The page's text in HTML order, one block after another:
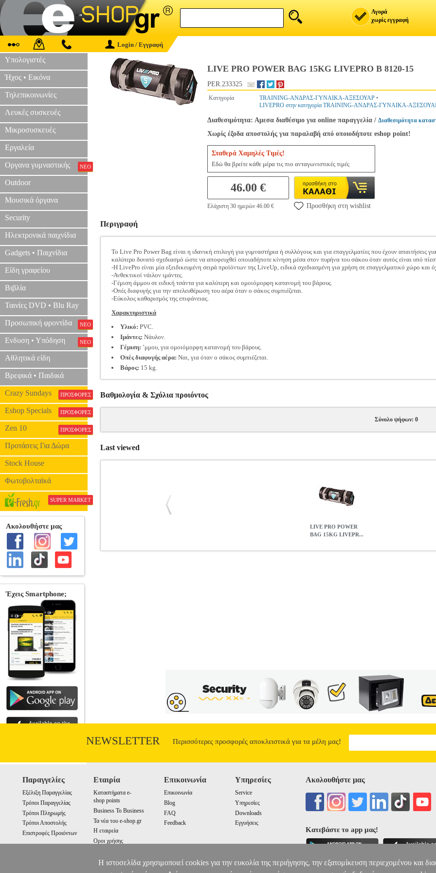
Αγορά
χωρίς εγγραφή
Login / Εγγραφή
Υπολογιστές
Ήχος • Εικόνα
Τηλεπικοινωνίες
Λευκές συσκευές
Μικροσυσκευές
Εργαλεία
Οργανα γυμναστικής ΝΕΟ
Outdoor
Μουσικά όργανα
Security
Ηλεκτρονικά παιχνίδια
Gadgets • Παιχνίδια
Είδη γραφείου
Βιβλία
Ταινίες DVD • Blu Ray
Προσωπική φροντίδα ΝΕΟ
Ενδυση • Υπόδηση ΝΕΟ
Αθλητικά είδη
Βρεφικά • Παιδικά
Crazy Sundays ΠΡΟΣΦΟΡΕΣ
Eshop Specials ΠΡΟΣΦΟΡΕΣ
Zen 10 ΠΡΟΣΦΟΡΕΣ
Προτάσεις Για Δώρα
Stock House
Φωτοβολταϊκά
SUPER MARKET
LIVE PRO POWER BAG 15KG LIVEPRO Β 8120-15
PER.233325
Κατηγορία TRAINING-ΑΝΔΡΑΣ-ΓΥΝΑΙΚΑ-ΑΞΕΣΟΥΑΡ •
LIVEPRO στην κατηγορία TRAINING-ΑΝΔΡΑΣ-ΓΥΝΑΙΚΑ-
Διαθεσιμότητα: Αμεσα διαθέσιμο για online παραγγελία / Διαθεσιμότητα
Χωρίς έξοδα αποστολής για παραλαβή από οποιοδήποτε eshop point!
Σταθερά Χαμηλές Τιμές!
Εδώ θα βρείτε κάθε μέρα τις πιο ανταγωνιστικές τιμές
46.00 €
Ελάχιστη 30 ημερών 46.00 € Προσθήκη στη wishlist
Περιγραφή
Το Live Pro Power Bag είναι η ιδανική επιλογή για γυμναστήρια ή συλλόγους και για επαγγελματίες που έχουν απαιτήσεις
καλύτερο δυνατό σχεδιασμό ώστε να αποφευχθεί οποιαδήποτε κίνηση μέσα στον πυρήνα του σάκου όταν αυτός είναι υπό
-Η LivePro είναι μία εξειδικευμένη σειρά προϊόντων της LiveUp, ειδικά σχεδιασμένη για χρήση σε επαγγελματικό χώρο και
-Ανθεκτικοί νάιλον ιμάντες.
-Γέμιση άμμου σε ειδική τσάντα για καλύτερη και ομοιόμορφη κατανομή του βάρους.
-Οπές διαφυγής για την απελευθέρωση του αέρα όταν ο σάκος συμπιέζεται.
-Εύκολος καθαρισμός της επιφάνειας.
Χαρακτηριστικά
Υλικό: PVC.
Ιμάντες: Νάυλον.
Γέμιση: ’μμου, για ομοιόμορφη κατανομή του βάρους.
Οπές διαφυγής αέρα: Ναι, για όταν ο σάκος συμπιέζεται.
Βάρος: 15 kg.
Βαθμολογία & Σχόλια προιόντος
Σύνολο ψήφων: 0
Last viewed
LIVE PRO POWER
BAG 15KG LIVEPR...
NEWSLETTER Περισσότερες προσφορές αποκλειστικά για τα μέλη μας!
Παραγγελίες
Εξέλιξη Παραγγελίας
Τρόποι Παραγγελίας
Τρόποι Πληρωμής
Τρόποι Αποστολής
Επιστροφές Προιόντων
Εταιρία
Καταστήματα e-
shop points
Business To Business
Τα νέα του e-shop.gr
Η εταιρεία
Οροι χρήσης
Επικοινωνία
Επικοινωνία
Blog
FAQ
Feedback
Υπηρεσίες
Service
Υπηρεσίες
Downloads
Εγγυήσεις
Ακολουθήστε μας
Κατεβάστε το app μας!
Η ιστοσελίδα χρησιμοποιεί cookies για την ευκολία της περιήγησης, την εξατομίκευση περιεχομένου και